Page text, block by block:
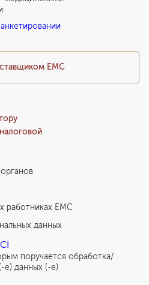
ЕМС
работниках EMC
данных
поручается обработка/
е) данных (-е)